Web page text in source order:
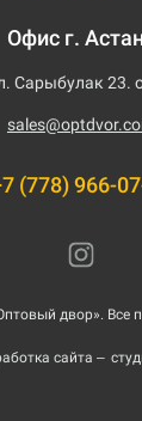
Офис г.
Сарыбулак 23.
(778) 966-
двор». Все
сайта –